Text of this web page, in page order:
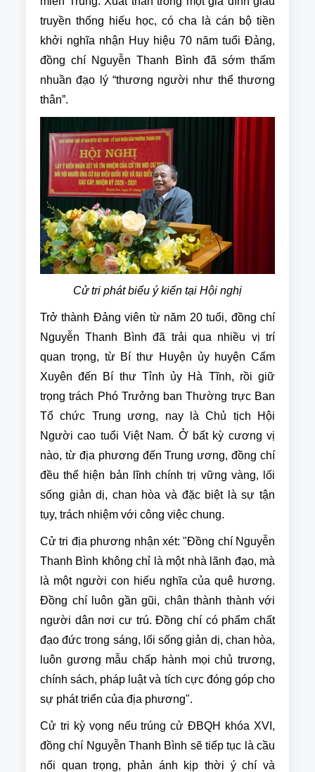
truyền thống hiếu học, có cha là cán bộ tiền
khởi nghĩa nhận Huy hiệu 70 năm tuổi Đảng,
đồng chí Nguyễn Thanh Bình đã sớm thấm
nhuần đạo lý “thương người như thể thương
thân”.
Cử tri phát biểu ý kiến tại Hội nghị
Trở thành Đảng viên từ năm 20 tuổi, đồng chí
Nguyễn Thanh Bình đã trải qua nhiều vị trí
quan trọng, từ Bí thư Huyện ủy huyện Cẩm
Xuyên đến Bí thư Tỉnh ủy Hà Tĩnh, rồi giữ
trọng trách Phó Trưởng ban Thường trực Ban
Tổ chức Trung ương, nay là Chủ tịch Hội
Người cao tuổi Việt Nam. Ở bất kỳ cương vị
nào, từ địa phương đến Trung ương, đồng chí
đều thể hiện bản lĩnh chính trị vững vàng, lối
sống giản dị, chan hòa và đặc biệt là sự tận
tụy, trách nhiệm với công việc chung.
Cử tri địa phương nhận xét: "Đồng chí Nguyễn
Thanh Bình không chỉ là một nhà lãnh đạo, mà
là một người con hiếu nghĩa của quê hương.
Đồng chí luôn gần gũi, chân thành thành với
người dân nơi cư trú. Đồng chí có phẩm chất
đạo đức trong sáng, lối sống giản dị, chan hòa,
luôn gương mẫu chấp hành mọi chủ trương,
chính sách, pháp luật và tích cực đóng góp cho
sự phát triển của địa phương".
Cử tri kỳ vọng nếu trúng cử ĐBQH khóa XVI,
đồng chí Nguyễn Thanh Bình sẽ tiếp tục là cầu
nối quan trọng, phản ánh kịp thời ý chí và